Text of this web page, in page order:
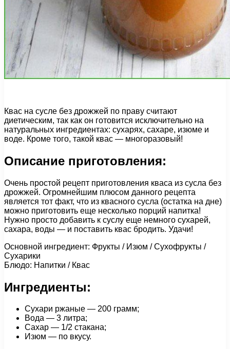
Квас на сусле без дрожжей по праву считают
диетическим, так как он готовится исключительно на
натуральных ингредиентах: сухарях, сахаре, изюме и
воде. Кроме того, такой квас — многоразовый!
Описание приготовления:
Очень простой рецепт приготовления кваса из сусла без
дрожжей. Огромнейшим плюсом данного рецепта
является тот факт, что из квасного сусла (остатка на дне)
можно приготовить еще несколько порций напитка!
Нужно просто добавить к суслу еще немного сухарей,
сахара, воды — и поставить квас бродить. Удачи!
Основной ингредиент: Фрукты / Изюм / Сухофрукты /
Сухарики
Блюдо: Напитки / Квас
Ингредиенты:
Сухари ржаные — 200 грамм;
Вода — 3 литра;
Сахар — 1/2 стакана;
Изюм — по вкусу.